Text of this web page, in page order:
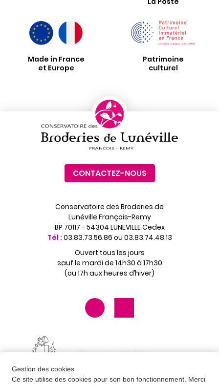
Gestion des cookies
Ce site utilise des cookies pour son bon fonctionnement. Merci
Made in France
et Europe
Patrimoine
culturel
CONTACTEZ-NOUS
Conservatoire des Broderies de
Lunéville François-Remy
BP 70117 - 54304 LUNEVILLE Cedex
Tél : 03.83.73.56.86 ou 03.83.74.48.13
Ouvert tous les jours
sauf le mardi de 14h30 à 17h30
(ou 17h aux heures d’hiver)